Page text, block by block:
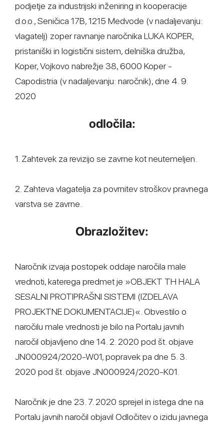
podjetje za industrijski inženiring in kooperacije
d.o.o., Seničica 17B, 1215 Medvode (v nadaljevanju:
vlagatelj) zoper ravnanje naročnika LUKA KOPER,
pristaniški in logistični sistem, delniška družba,
Koper, Vojkovo nabrežje 38, 6000 Koper -
Capodistria (v nadaljevanju: naročnik), dne 4. 9.
2020
odločila:
1. Zahtevek za revizijo se zavrne kot neutemeljen.
2. Zahteva vlagatelja za povrnitev stroškov pravnega
varstva se zavrne.
Obrazložitev:
Naročnik izvaja postopek oddaje naročila male
vrednoti, katerega predmet je »OBJEKT TH HALA
SESALNI PROTIPRAŠNI SISTEMI (IZDELAVA
PROJEKTNE DOKUMENTACIJE)«. Obvestilo o
naročilu male vrednosti je bilo na Portalu javnih
naročil objavljeno dne 14. 2. 2020 pod št. objave
JN000924/2020-W01, popravek pa dne 5. 3.
2020 pod št. objave JN000924/2020-K01.
Naročnik je dne 23. 7. 2020 sprejel in istega dne na
Portalu javnih naročil objavil Odločitev o izidu javnega